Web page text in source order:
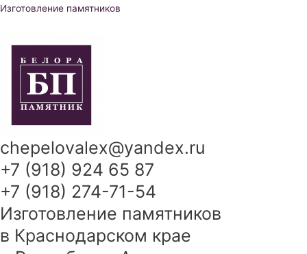
Перейти
Изготовление памятников
chepelovalex@yandex.ru
+7 (918) 924 65 87
+7 (918) 274-71-54
Изготовление памятников
в Краснодарском крае